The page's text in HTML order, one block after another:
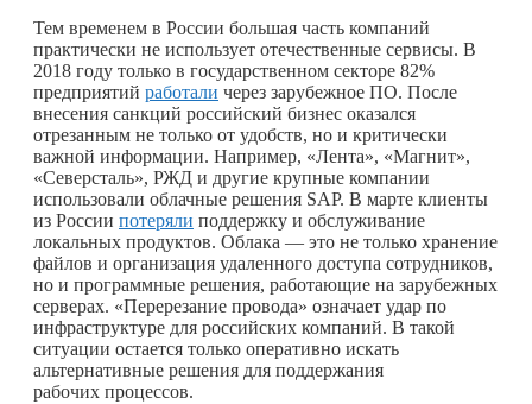
Тем временем в России большая часть компаний
практически не использует отечественные сервисы. В
2018 году только в государственном секторе 82%
предприятий работали через зарубежное ПО. После
внесения санкций российский бизнес оказался
отрезанным не только от удобств, но и критически
важной информации. Например, «Лента», «Магнит»,
«Северсталь», РЖД и другие крупные компании
использовали облачные решения SAP. В марте клиенты
из России потеряли поддержку и обслуживание
локальных продуктов. Облака — это не только хранение
файлов и организация удаленного доступа сотрудников,
но и программные решения, работающие на зарубежных
серверах. «Перерезание провода» означает удар по
инфраструктуре для российских компаний. В такой
ситуации остается только оперативно искать
альтернативные решения для поддержания
рабочих процессов.